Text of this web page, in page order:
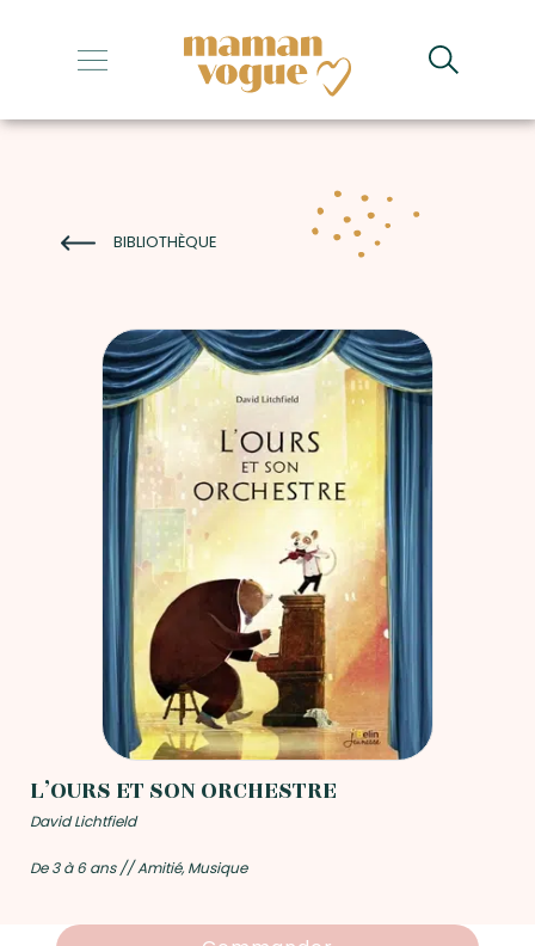
+
+
+
BIBLIOTHÈQUE
L’OURS ET SON ORCHESTRE
David Lichtfield
De 3 à 6 ans // Amitié, Musique